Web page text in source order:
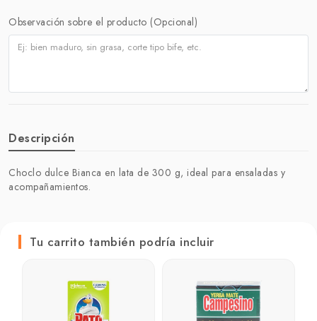
Observación sobre el producto (Opcional)
Descripción
Choclo dulce Bianca en lata de 300 g, ideal para ensaladas y
acompañamientos.
Tu carrito también podría incluir